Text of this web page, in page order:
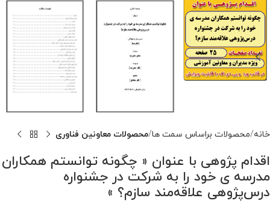
خانه محصولات براساس سمت ها محصولات معاونین فناوری
اقدام پژوهی با عنوان « چگونه توانستم همکاران
مدرسه ی خود را به شرکت در جشنواره
درس‌پژوهی علاقه‌مند سازم؟ »